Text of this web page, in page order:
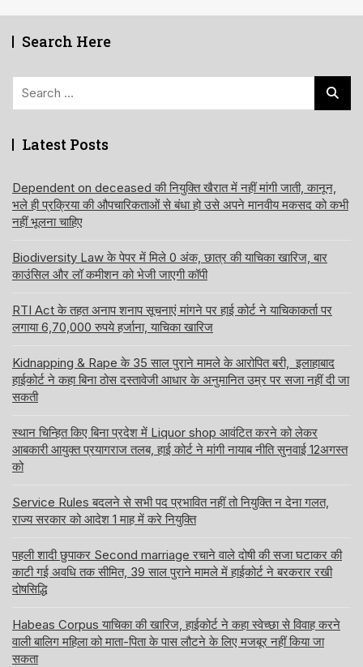
Search Here
Latest Posts
Dependent on deceased की नियुक्ति खैरात में नहीं मांगी जाती, कानून,
भले ही प्रक्रिया की औपचारिकताओं से बंधा हो उसे अपने मानवीय मकसद को कभी
नहीं भूलना चाहिए
Biodiversity Law के पेपर में मिले 0 अंक, छात्र की याचिका खारिज, बार
काउंसिल और लॉ कमीशन को भेजी जाएगी कॉपी
RTI Act के तहत अनाप शनाप सूचनाएं मांगने पर हाई कोर्ट ने याचिकाकर्ता पर
लगाया 6,70,000 रुपये हर्जाना, याचिका खारिज
Kidnapping & Rape के 35 साल पुराने मामले के आरोपित बरी, इलाहाबाद
हाईकोर्ट ने कहा बिना ठोस दस्तावेजी आधार के अनुमानित उम्र पर सजा नहीं दी जा
सकती
स्थान चिन्हित किए बिना प्रदेश में Liquor shop आवंटित करने को लेकर
आबकारी आयुक्त प्रयागराज तलब, हाई कोर्ट ने मांगी नायाब नीति सुनवाई 12अगस्त
को
Service Rules बदलने से सभी पद प्रभावित नहीं तो नियुक्ति न देना गलत,
राज्य सरकार को आदेश 1 माह में करे नियुक्ति
पहली शादी छुपाकर Second marriage रचाने वाले दोषी की सजा घटाकर की
काटी गई अवधि तक सीमित, 39 साल पुराने मामले में हाईकोर्ट ने बरकरार रखी
दोषसिद्धि
Habeas Corpus याचिका की खारिज, हाईकोर्ट ने कहा स्वेच्छा से विवाह करने
वाली बालिग महिला को माता-पिता के पास लौटने के लिए मजबूर नहीं किया जा
सकता